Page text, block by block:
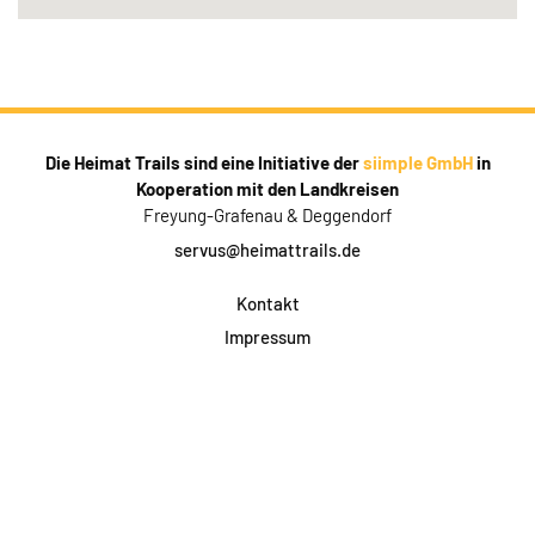
Die Heimat Trails sind eine Initiative dersiimple GmbHin
Kooperation mit den Landkreisen
Freyung-Grafenau & Deggendorf
servus@heimattrails.de
Kontakt
Impressum